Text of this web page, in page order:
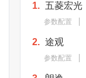
1. 五菱宏光
参数配置
2. 途观
参数配置